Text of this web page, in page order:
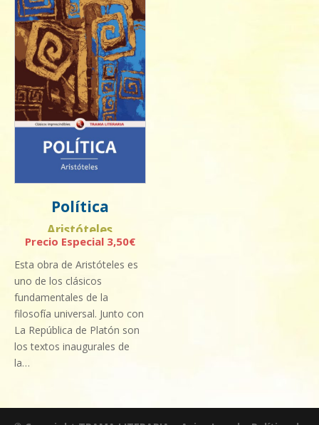
Política
Aristóteles
3,50€
Esta obra de Aristóteles es
uno de los clásicos
fundamentales de la
filosofía universal. Junto con
La República de Platón son
los textos inaugurales de
la…